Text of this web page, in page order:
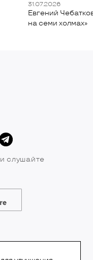
31.07.2026
Евгений
на семи холмах»
слушайте